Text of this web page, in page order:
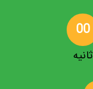
00
ثانیه